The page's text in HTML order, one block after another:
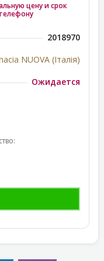
цену и срок
2018970
NUOVA (Італія)
Ожидается